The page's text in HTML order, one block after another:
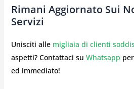
Rimani Aggiornato Sui
Servizi
Unisciti alle migliaia di clienti
aspetti? Contattaci su Whatsapp
ed immediato!